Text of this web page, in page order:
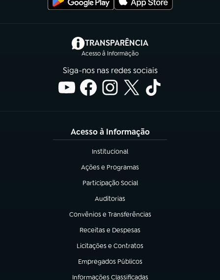
TRANSPARÊNCIA
Acesso à Informação
(abre em nova aba)
Siga-nos nas redes sociais
Acesso à Informação
Institucional
(abre em nova aba)
Ações e Programas
(abre em nova aba)
Participação Social
(abre em nova aba)
Auditorias
(abre em nova aba)
Convênios e Transferências
(abre em nova aba)
Receitas e Despesas
(abre em nova aba)
Licitações e Contratos
(abre em nova aba)
Empregados Públicos
(abre em nova aba)
Informações Classificadas